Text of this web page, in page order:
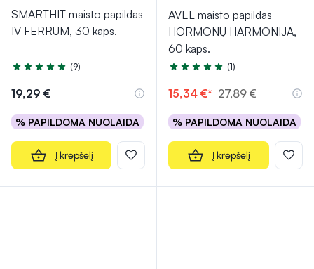
SMARTHIT maisto papildas
IV FERRUM, 30 kaps.
Įvertinimas 5.0 iš 5
(9)
19,29 €
% PAPILDOMA NUOLAIDA
Į krepšelį
AVEL maisto papildas
HORMONŲ HARMONIJA,
60 kaps.
Įvertinimas 5.0 iš 5
(1)
15,34 €* 27,89 €
% PAPILDOMA NUOLAIDA
Į krepšelį